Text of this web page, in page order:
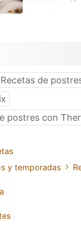
Recetas de
postres con
y temporadas